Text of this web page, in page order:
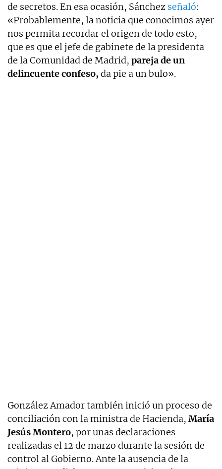
de secretos. En esa ocasión, Sánchez señaló:
«Probablemente, la noticia que conocimos ayer
nos permita recordar el origen de todo esto,
que es que el jefe de gabinete de la presidenta
de la Comunidad de Madrid, pareja de un
delincuente confeso, da pie a un bulo».
González Amador también inició un proceso de
conciliación con la ministra de Hacienda, María
Jesús Montero, por unas declaraciones
realizadas el 12 de marzo durante la sesión de
control al Gobierno. Ante la ausencia de la